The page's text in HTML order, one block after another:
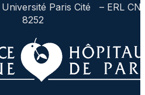
Paris Cité – ERL
8252